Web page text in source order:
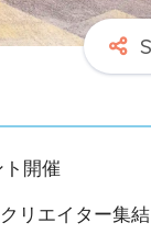
開催
リエイター集結